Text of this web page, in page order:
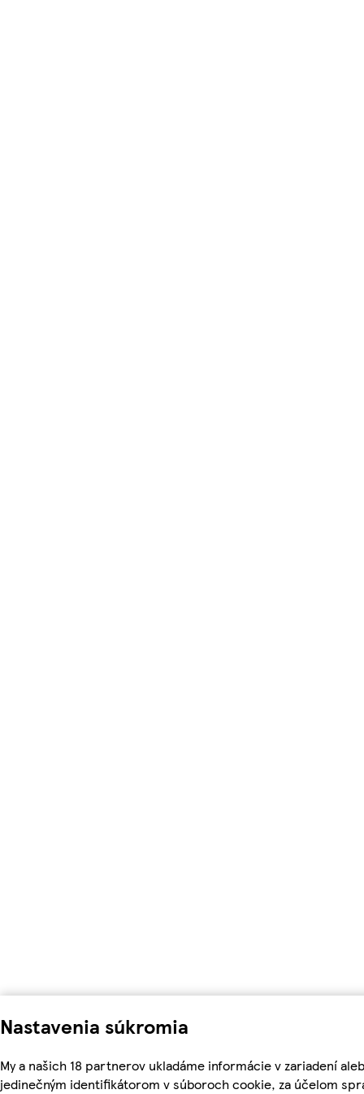
Nastavenia súkromia
My a našich 18 partnerov ukladáme informácie v zariadení
jedinečným identifikátorom v súboroch cookie, za účelom